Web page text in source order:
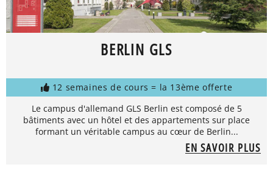
BERLIN GLS
12 semaines de cours = la 13ème offerte
Le campus d'allemand GLS Berlin est composé de 5
bâtiments avec un hôtel et des appartements sur place
formant un véritable campus au cœur de Berlin...
EN SAVOIR PLUS